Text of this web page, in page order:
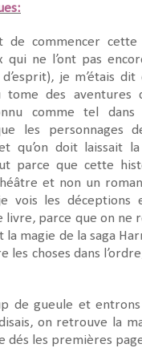
de commencer
qui ne l’ont pas
je m’étais dit
tome des aventures
comme tel
les personnages
qu’on doit laissait
parce que cette
et non un
vois les déceptions
livre, parce que on ne
la magie de la saga
les choses dans
de gueule et
on retrouve la
dés les premières